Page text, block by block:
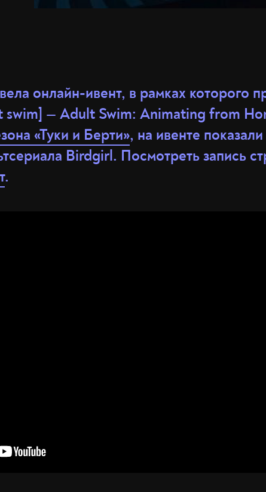
онлайн-ивент, в рамках которого
swim] — Adult Swim: Animating from
«Туки и Берти», на ивенте
Birdgirl. Посмотреть запись
.